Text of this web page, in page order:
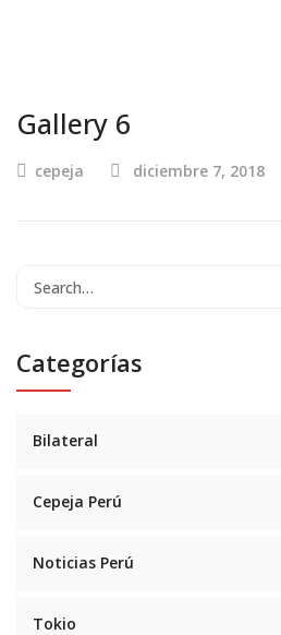
Gallery 6
cepeja diciembre 7, 2018
Categorías
Bilateral
Cepeja Perú
Noticias Perú
Tokio